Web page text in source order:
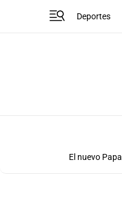
Deportes
El nuevo Papa